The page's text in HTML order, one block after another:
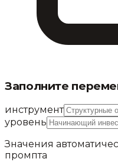
Заполните
инструмент
уровень
Значения
промпта